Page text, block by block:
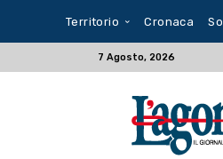
Territorio Cronaca
7 Agosto, 2026